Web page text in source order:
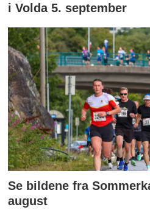
i Volda 5. september
Se bildene fra
august